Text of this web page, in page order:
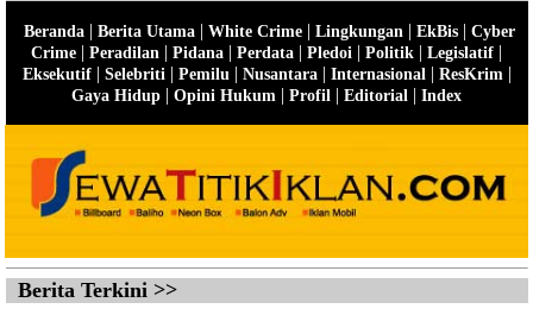
Beranda| Berita Utama| White Crime| Lingkungan | EkBis| Cyber
Crime | Peradilan | Pidana | Perdata | Pledoi | Politik | Legislatif |
Eksekutif| Selebriti | Pemilu | Nusantara| Internasional | ResKrim |
Gaya Hidup | Opini Hukum | Profil | Editorial | Index
Berita Terkini >>